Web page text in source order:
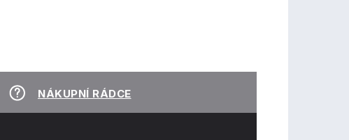
NÁKUPNÍ RÁDCE